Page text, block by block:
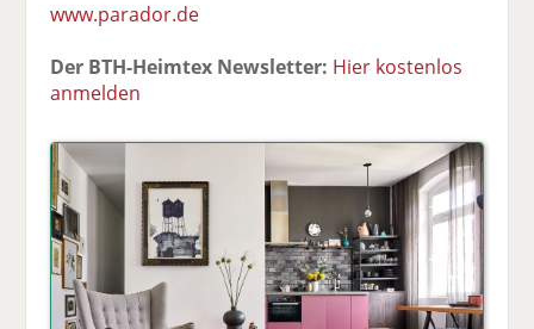
www.parador.de
Der BTH-Heimtex Newsletter: Hier kostenlos
anmelden